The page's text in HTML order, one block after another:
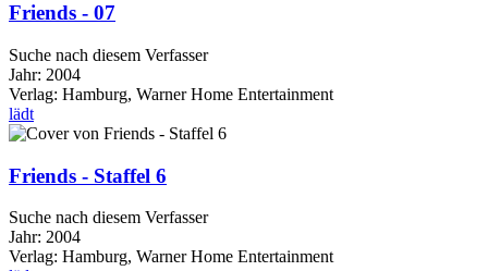
Friends - 07
Suche nach diesem Verfasser
Jahr: 2004
Verlag: Hamburg, Warner Home Entertainment
lädt
Friends - Staffel 6
Suche nach diesem Verfasser
Jahr: 2004
Verlag: Hamburg, Warner Home Entertainment